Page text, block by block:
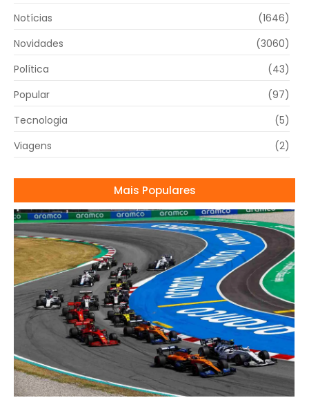
Mais Populares
Notícias
(1646)
Novidades
(3060)
Política
(43)
Popular
(97)
Tecnologia
(5)
Viagens
(2)